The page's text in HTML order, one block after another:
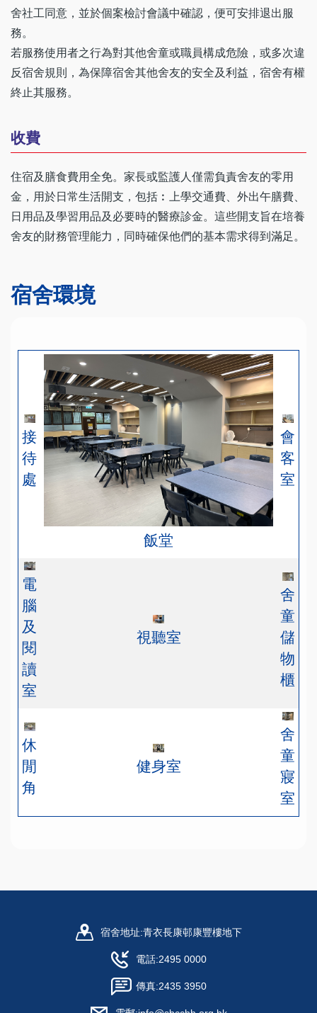
舍社工同意，並於個案檢討會議中確認，便可安排退出服
務。
若服務使用者之行為對其他舍童或職員構成危險，或多次違
反宿舍規則，為保障宿舍其他舍友的安全及利益，宿舍有權
終止其服務。
收費
住宿及膳食費用全免。家長或監護人僅需負責舍友的零用
金，用於日常生活開支，包括︰上學交通費、外出午膳費、
日用品及學習用品及必要時的醫療診金。這些開支旨在培養
舍友的財務管理能力，同時確保他們的基本需求得到滿足。
宿舍環境
接
待
處
飯堂
會
客
室
電
腦
及
閱
讀
室
視聽室
舍
童
儲
物
櫃
休
閒
角
健身室
舍
童
寢
室
宿舍地址:青衣長康邨康豐樓地下
電話:2495 0000
傳真:2435 3950